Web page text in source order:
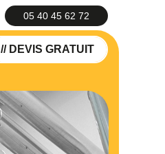
// DEVIS GRATUIT
05 40 45 62 72